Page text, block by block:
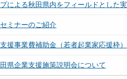
による秋田県内をフィールドとした
ミナーのご紹介
援事業費補助金（若者起業家応援枠
県企業支援施策説明会について